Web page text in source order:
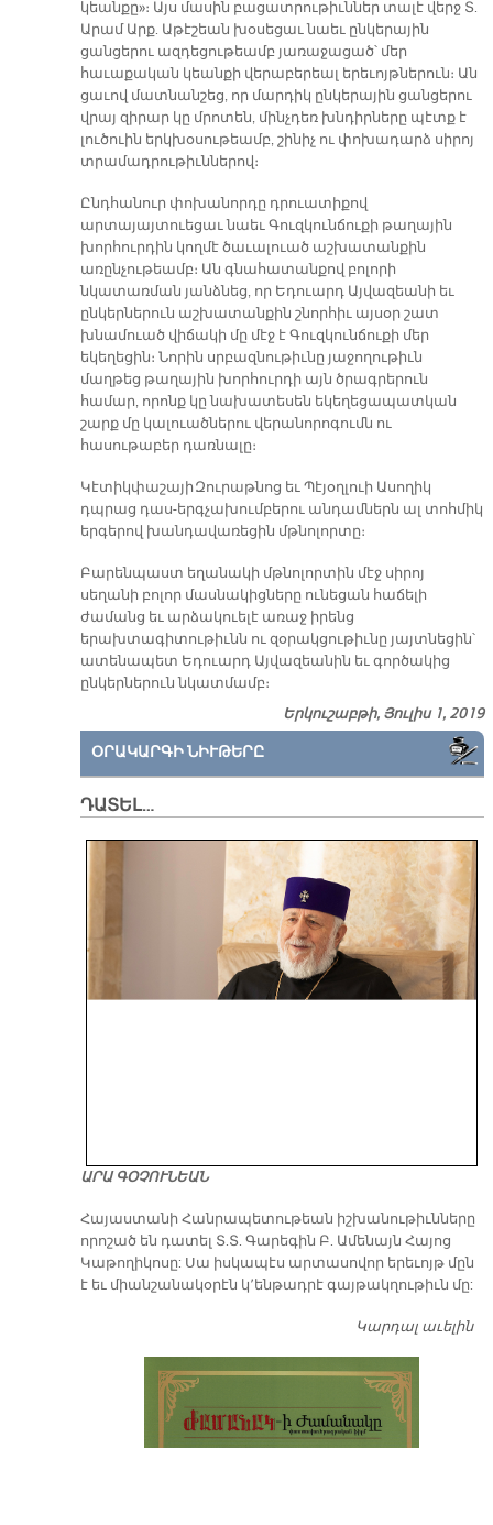
կեանքը»։ Այս մասին բացատրութիւններ տալէ վերջ Տ.
Արամ Արք. Աթէշեան խօսեցաւ նաեւ ընկերային
ցանցերու ազդեցութեամբ յառաջացած՝ մեր
հաւաքական կեանքի վերաբերեալ երեւոյթներուն։ Ան
ցաւով մատնանշեց, որ մարդիկ ընկերային ցանցերու
վրայ զիրար կը մրոտեն, մինչդեռ խնդիրները պէտք է
լուծուին երկխօսութեամբ, շինիչ ու փոխադարձ սիրոյ
տրամադրութիւններով։
Ընդհանուր փոխանորդը դրուատիքով
արտայայտուեցաւ նաեւ Գուզկունճուքի թաղային
խորհուրդին կողմէ ծաւալուած աշխատանքին
առընչութեամբ։ Ան գնահատանքով բոլորի
նկատառման յանձնեց, որ Եդուարդ Այվազեանի եւ
ընկերներուն աշխատանքին շնորհիւ այսօր շատ
խնամուած վիճակի մը մէջ է Գուզկունճուքի մեր
եկեղեցին։ Նորին սրբազնութիւնը յաջողութիւն
մաղթեց թաղային խորհուրդի այն ծրագրերուն
համար, որոնք կը նախատեսեն եկեղեցապատկան
շարք մը կալուածներու վերանորոգումն ու
հասութաբեր դառնալը։
Կէտիկփաշայի Զուրաթնոց եւ Պէյօղլուի Ասողիկ
դպրաց դաս-երգչախումբերու անդամներն ալ տոհմիկ
երգերով խանդավառեցին մթնոլորտը։
Բարենպաստ եղանակի մթնոլորտին մէջ սիրոյ
սեղանի բոլոր մասնակիցները ունեցան հաճելի
ժամանց եւ արձակուելէ առաջ իրենց
երախտագիտութիւնն ու զօրակցութիւնը յայտնեցին՝
ատենապետ Եդուարդ Այվազեանին եւ գործակից
ընկերներուն նկատմամբ։
Երկուշաբթի, Յուլիս 1, 2019
ՕՐԱԿԱՐԳԻ ՆԻՒԹԵՐԸ
ԴԱՏԵԼ…
ԱՐԱ ԳՕՉՈՒՆԵԱՆ
​Հայաստանի Հանրապետութեան իշխանութիւնները
որոշած են դատել Տ.Տ. Գարեգին Բ. Ամենայն Հայոց
Կաթողիկոսը: Սա իսկապէս արտասովոր երեւոյթ մըն
է եւ միանշանակօրէն կ՚ենթադրէ գայթակղութիւն մը:
Կարդալ աւելին